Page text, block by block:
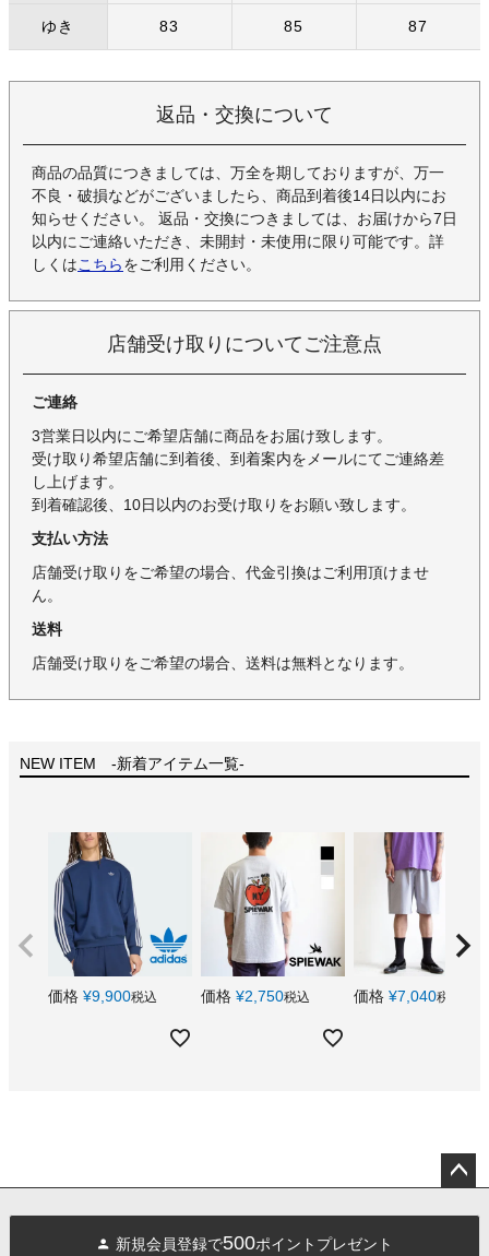
ゆき 83 85 87
返品・交換について
商品の品質につきましては、万全を期しておりますが、万一
不良・破損などがございましたら、商品到着後14日以内にお
知らせください。 返品・交換につきましては、お届けから7日
以内にご連絡いただき、未開封・未使用に限り可能です。詳
しくはこちらをご利用ください。
店舗受け取りについてご注意点
ご連絡
3営業日以内にご希望店舗に商品をお届け致します。
受け取り希望店舗に到着後、到着案内をメールにてご連絡差
し上げます。
到着確認後、10日以内のお受け取りをお願い致します。
支払い方法
店舗受け取りをご希望の場合、代金引換はご利用頂けませ
ん。
送料
店舗受け取りをご希望の場合、送料は無料となります。
NEW ITEM -新着アイテム一覧-
価格 ¥9,900税込 価格 ¥2,750税込 価格 ¥7,040税込
新規会員登録で500ポイントプレゼント